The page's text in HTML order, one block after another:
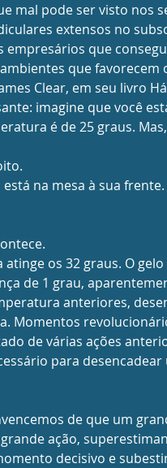
mal pode ser visto nos
extensos no
empresários que
que
Clear, em seu livro
imagine que você
é de 25 graus.
na mesa à sua frente.
os 32 graus. O gelo
de 1 grau,
anteriores,
Momentos
de várias ações
para desencadear
de que um
ação,
decisivo e